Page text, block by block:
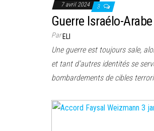
7 avril 2024 3
Guerre Israélo-
ParELI
Une guerre est toujours sale,
et tant d’autres identités se
bombardements de cibles